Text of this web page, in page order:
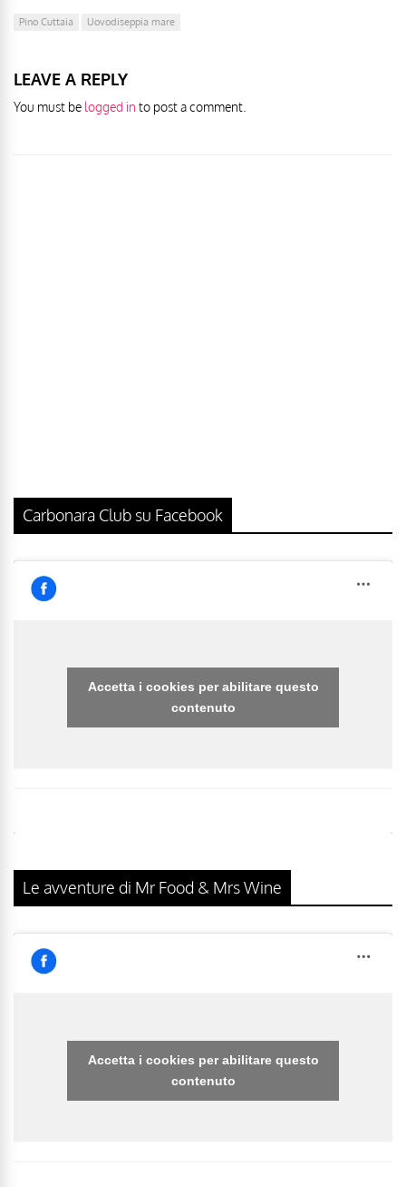
Pino Cuttaia Uovodiseppia mare
LEAVE A REPLY
You must be logged in to post a comment.
Carbonara Club su Facebook
Accetta i cookies per abilitare questo
contenuto
Le avventure di Mr Food & Mrs Wine
Accetta i cookies per abilitare questo
contenuto